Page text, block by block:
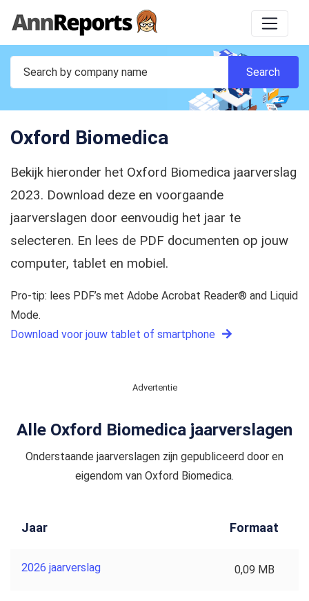
Oxford Biomedica
Bekijk hieronder het Oxford Biomedica jaarverslag
2023. Download deze en voorgaande
jaarverslagen door eenvoudig het jaar te
selecteren. En lees de PDF documenten op jouw
computer, tablet en mobiel.
Pro-tip: lees PDF’s met Adobe Acrobat Reader® and Liquid
Mode.
Download voor jouw tablet of smartphone
Advertentie
Alle Oxford Biomedica jaarverslagen
Onderstaande jaarverslagen zijn gepubliceerd door en
eigendom van Oxford Biomedica.
Jaar Formaat
2026 jaarverslag 0,09 MB